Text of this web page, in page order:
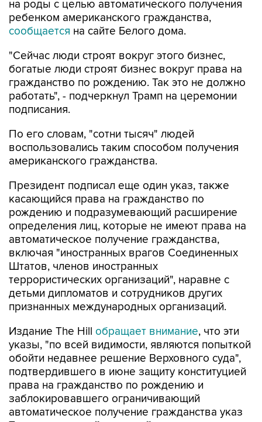
сообщаетсяна сайте Белого дома.
"Сейчас люди строят вокруг этого бизнес,
гражданство по рождению. Так это не должно
работать", - подчеркнул Трамп на церемонии
подписания.
По его словам, "сотни тысяч" людей
американского гражданства.
Президент подписал еще один указ, также
рождению и подразумевающий расширение
определения лиц, которые не имеют права на
автоматическое получение гражданства,
включая "иностранных врагов Соединенных
Штатов, членов иностранных
террористических организаций", наравне с
детьми дипломатов и сотрудников других
признанных международных организаций.
Издание The Hillобращает внимание, что эти
обойти недавнее решение Верховного суда",
подтвердившего в июне защиту конституцией
права на гражданство по рождению и
заблокировавшего ограничивающий
автоматическое получение гражданства указ
Трампа, изданный в первый день его второго
президентского срока.